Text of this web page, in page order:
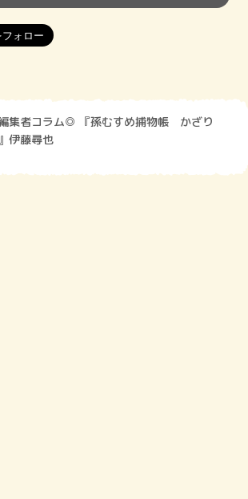
集者コラム◎ 『孫むすめ捕物帳 かざり
伊藤尋也